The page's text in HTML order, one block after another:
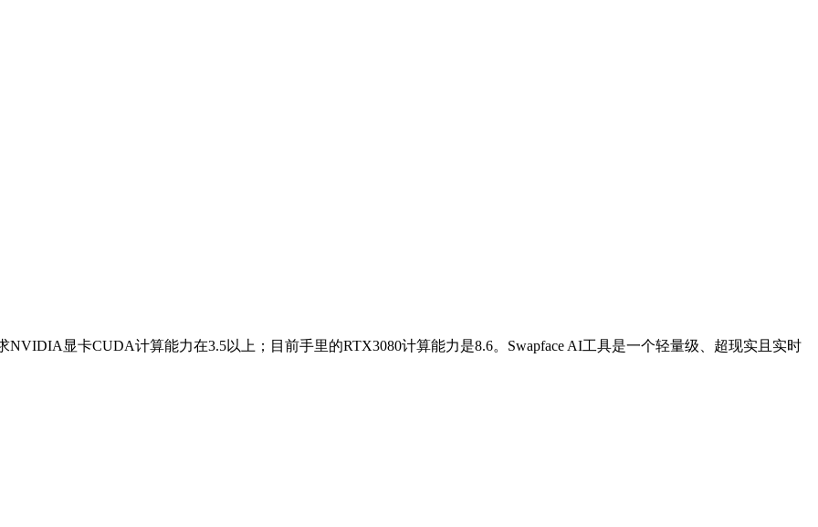
NVIDIA显卡CUDA计算能力在3.5以上；目前手里的RTX3080计算能力是8.6。Swapface AI工具是一个轻量级、超现实且实时